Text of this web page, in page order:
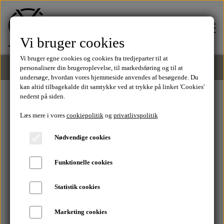
FORSIDE
TØJ
Tilbud
MÆRKER
SUMMER SALE
Vi bruger cookies
Vi bruger egne cookies og cookies fra tredjeparter til at
personalisere din brugeroplevelse, til markedsføring og til at
undersøge, hvordan vores hjemmeside anvendes af besøgende. Du
kan altid tilbagekalde dit samtykke ved at trykke på linket 'Cookies'
nederst på siden.
Læs mere i vores cookiepolitikog privatlivspolitik
Nødvendige cookies
Funktionelle cookies
Statistik cookies
Marketing cookies